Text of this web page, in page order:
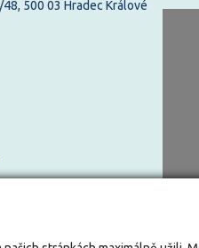
48, 500 03 Hradec Králové